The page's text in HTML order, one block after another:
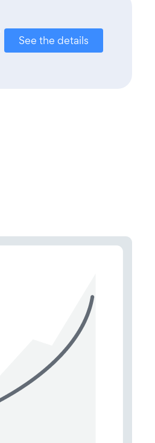
See the details